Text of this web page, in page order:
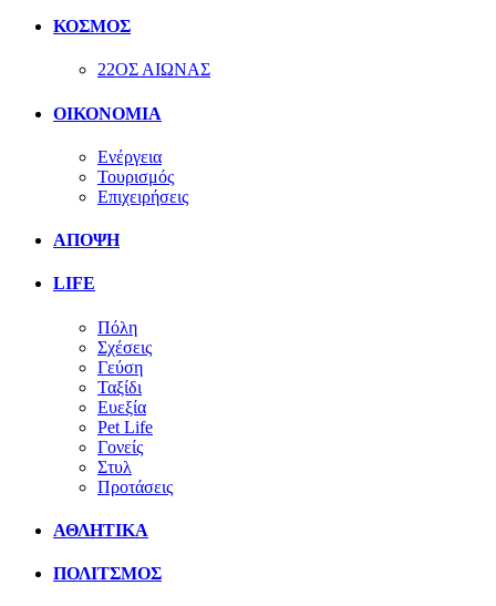
ΚΟΣΜΟΣ
22ΟΣ ΑΙΩΝΑΣ
ΟΙΚΟΝΟΜΙΑ
Ενέργεια
Τουρισμός
Επιχειρήσεις
ΑΠΟΨΗ
LIFE
Πόλη
Σχέσεις
Γεύση
Ταξίδι
Ευεξία
Pet Life
Γονείς
Στυλ
Προτάσεις
ΑΘΛΗΤΙΚΑ
ΠΟΛΙΤΣΜΟΣ